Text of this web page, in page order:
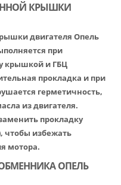
КРЫШКИ
двигателя Опель
при
крышкой и ГБЦ
прокладка и при
герметичность,
из двигателя.
прокладку
чтобы избежать
мотора.
ОПЕЛЬ